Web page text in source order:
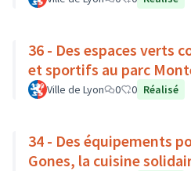
36 - Des espaces verts
et sportifs au parc
Ville de Lyon 0 0 Réalisé
34 - Des équipements
Gones, la cuisine